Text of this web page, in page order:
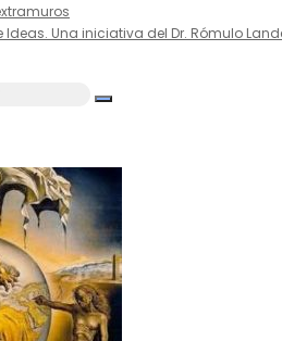
Ideas. Una iniciativa del Dr. Rómulo